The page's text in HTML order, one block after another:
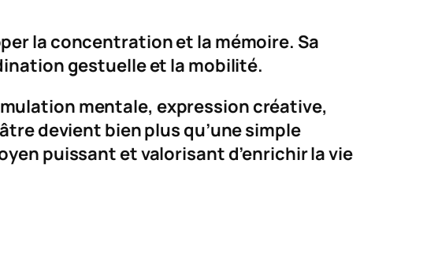
la concentration et la mémoire. Sa
gestuelle et la mobilité.
mentale, expression créative,
devient bien plus qu’une simple
puissant et valorisant d’enrichir la vie